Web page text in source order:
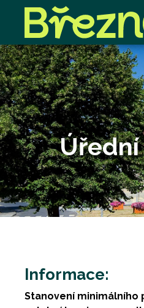
Informace:
Stanovení minimálního